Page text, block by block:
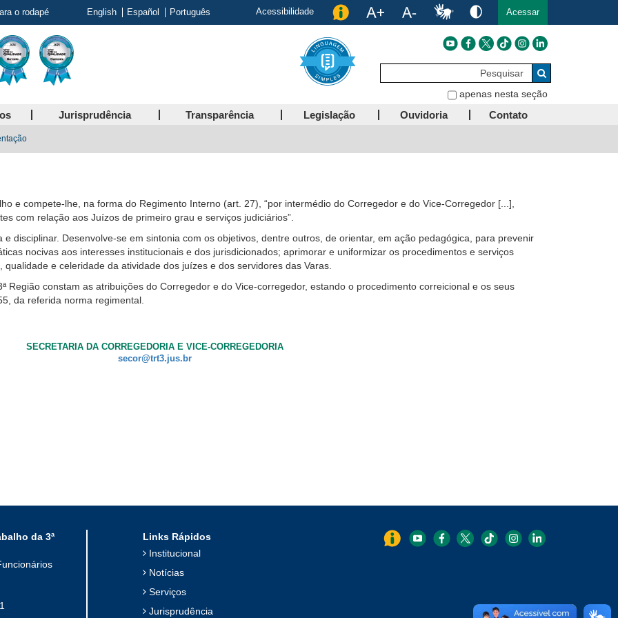
o rodapé Acessibilidade Acessar
English Español Português
Pesquisar
Buscar
apenas nesta seção
Jurisprudência Transparência Legislação Ouvidoria Contato
e compete-lhe, na forma do Regimento Interno (art. 27), “por intermédio do Corregedor e do Vice-Corregedor [...],
com relação aos Juízos de primeiro grau e serviços judiciários”.
disciplinar. Desenvolve-se em sintonia com os objetivos, dentre outros, de orientar, em ação pedagógica, para prevenir
nocivas aos interesses institucionais e dos jurisdicionados; aprimorar e uniformizar os procedimentos e serviços
e celeridade da atividade dos juízes e dos servidores das Varas.
Região constam as atribuições do Corregedor e do Vice-corregedor, estando o procedimento correicional e os seus
da referida norma regimental.
SECRETARIA DA CORREGEDORIA E VICE-CORREGEDORIA
secor@trt3.jus.br
da 3ª
Links Rápidos
Institucional
Notícias
Serviços
Jurisprudência